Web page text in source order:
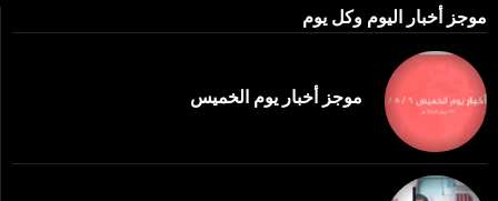
موجز أخبار اليوم وكل يوم
موجز أخبار يوم الخميس